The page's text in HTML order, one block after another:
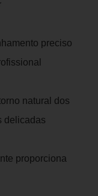
preciso
natural dos
delicadas
proporciona